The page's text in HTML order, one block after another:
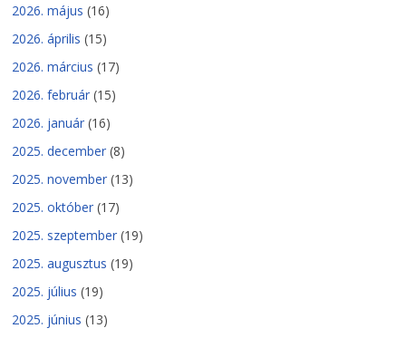
2026. május (16)
2026. április (15)
2026. március (17)
2026. február (15)
2026. január (16)
2025. december (8)
2025. november (13)
2025. október (17)
2025. szeptember (19)
2025. augusztus (19)
2025. július (19)
2025. június (13)